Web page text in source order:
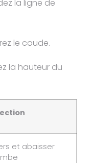
la ligne de
le coude.
la hauteur du
et abaisser